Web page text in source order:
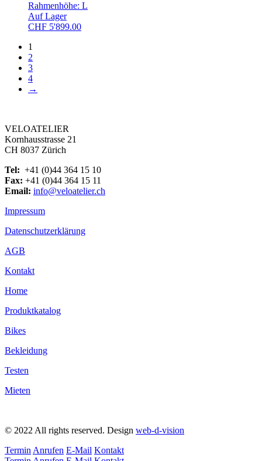
Rahmenhöhe: L
Auf Lager
CHF 5'899.00
1
2
3
4
→
VELOATELIER
Kornhausstrasse 21
CH 8037 Zürich
Tel: +41 (0)44 364 15 10
Fax: +41 (0)44 364 15 11
Email: info@veloatelier.ch
Impressum
Datenschutzerklärung
AGB
Kontakt
Home
Produktkatalog
Bikes
Bekleidung
Testen
Mieten
© 2022 All rights reserved​. Design web-d-vision
Termin Anrufen E-Mail Kontakt